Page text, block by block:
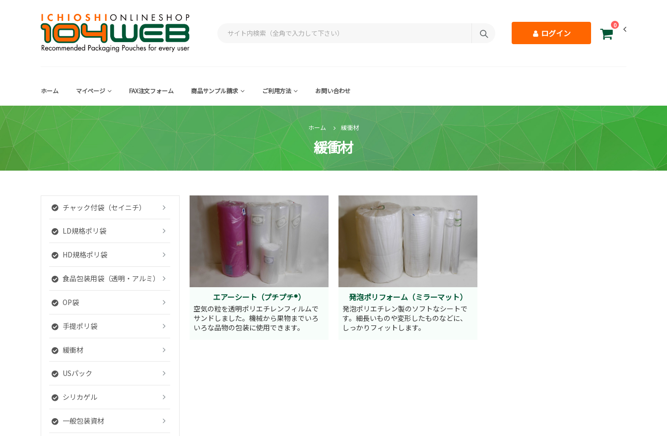
ログイン
0
ホーム マイページ FAX注文フォーム 商品サンプル請求 ご利用方法 お問い合わせ
ホーム 緩衝材
緩衝材
エアーシート（プチプチ®）
空気の粒を透明ポリエチレンフィルムで
サンドしました。機械から果物までいろ
いろな品物の包装に使用できます。
発泡ポリフォーム（ミラーマット）
発泡ポリエチレン製のソフトなシートで
す。細長いものや変形したものなどに、
しっかりフィットします。
チャック付袋（セイニチ）
LD規格ポリ袋
HD規格ポリ袋
食品包装用袋（透明・アルミ）
OP袋
手提ポリ袋
緩衝材
USパック
シリカゲル
一般包装資材